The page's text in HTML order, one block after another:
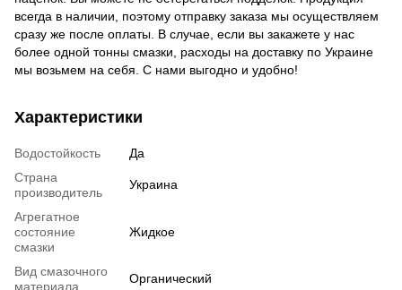
всегда в наличии, поэтому отправку заказа мы осуществляем
сразу же после оплаты. В случае, если вы закажете у нас
более одной тонны смазки, расходы на доставку по Украине
мы возьмем на себя. С нами выгодно и удобно!
Характеристики
Водостойкость
Да
Страна
производитель
Украина
Агрегатное
состояние
смазки
Жидкое
Вид смазочного
материала
Органический